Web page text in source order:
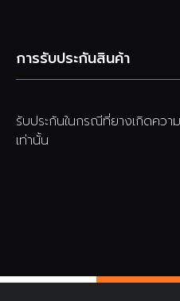
การรับประกันสินค้า
รับประกันในกรณีที่ยางเกิดควา
เท่านั้น